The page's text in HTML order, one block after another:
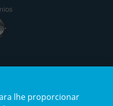
lhe proporcionar